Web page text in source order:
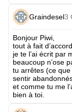
Graindesel3
Bonjour Piwi,
tout à fait
je te l’ai écrit par
beaucoup n’ose
tu arrêtes (ce
sentir
et comme tu me
bien à toi.